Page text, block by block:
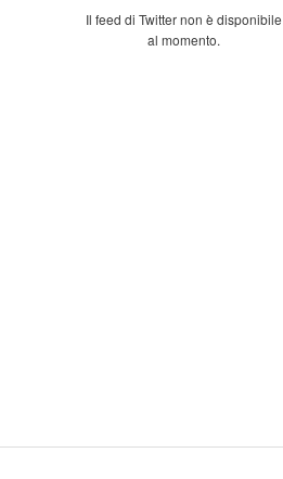
Il feed di Twitter non è disponibile
al momento.